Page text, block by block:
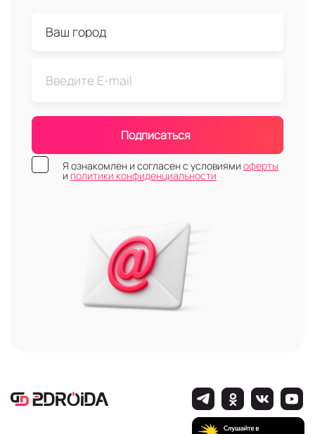
Подписаться
Я ознакомлен и согласен с условиями оферты
и политики конфиденциальности